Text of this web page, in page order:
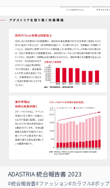
ADASTRIA 統合報告書 2023
#統合報告書#ファッション#カラフル#ポップ